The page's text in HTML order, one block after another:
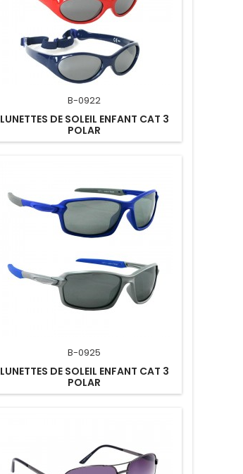
B-0922
LUNETTES DE SOLEIL ENFANT CAT 3
POLAR
B-0925
LUNETTES DE SOLEIL ENFANT CAT 3
POLAR